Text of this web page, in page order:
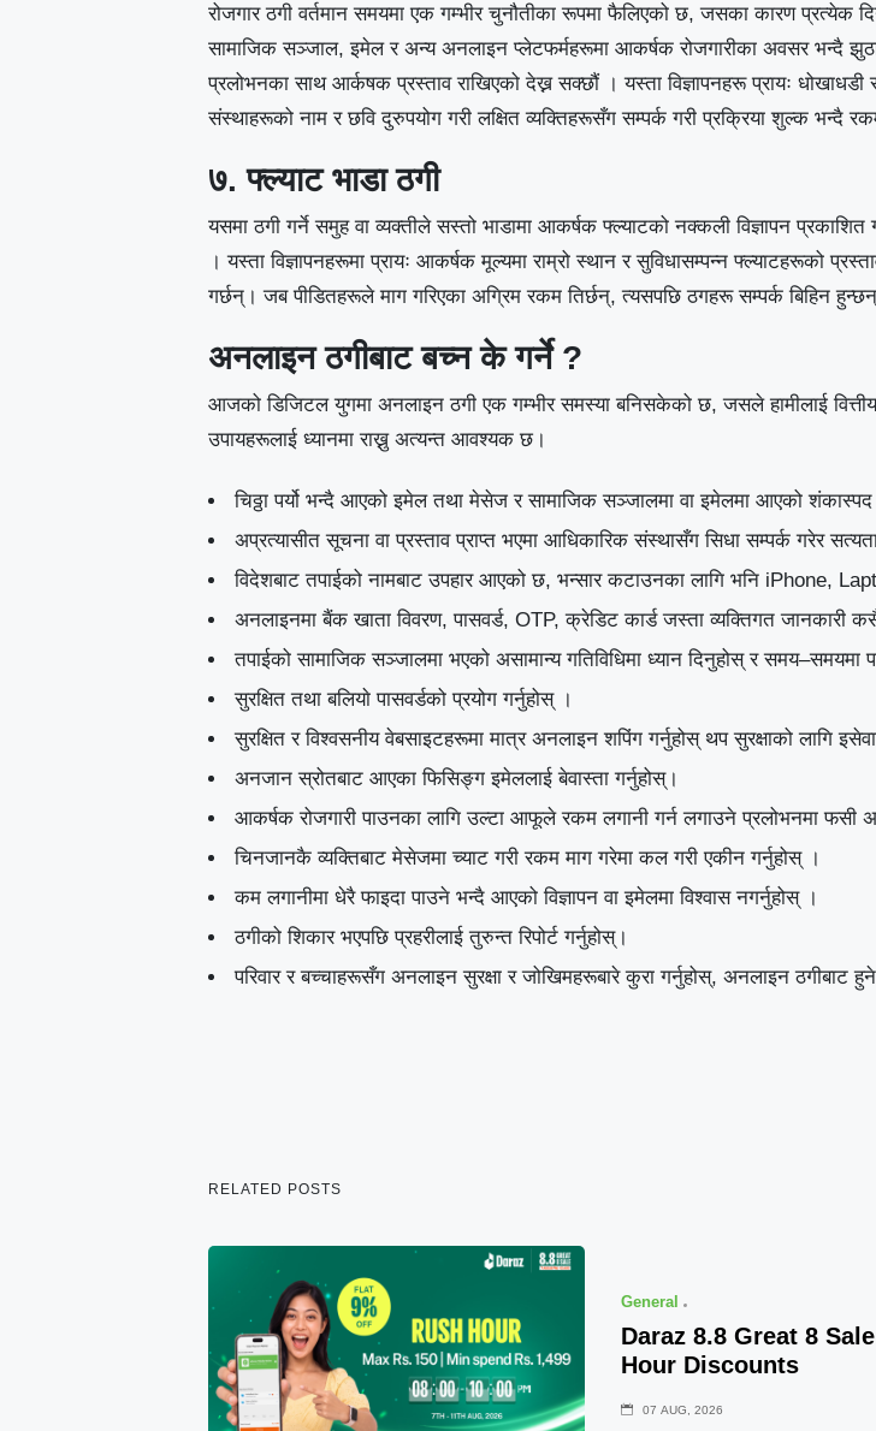
रोजगार ठगी वर्तमान समयमा एक गम्भीर चुनौतीका रूपमा फैलिएको छ, जसका कारण प्रत्येक
सामाजिक सञ्जाल, इमेल र अन्य अनलाइन प्लेटफर्महरूमा आकर्षक रोजगारीका अवसर भन्दै झुठा
प्रलोभनका साथ आर्कषक प्रस्ताव राखिएको देख्न सक्छौं । यस्ता विज्ञापनहरू प्रायः धोखाधडी
संस्थाहरूको नाम र छवि दुरुपयोग गरी लक्षित व्यक्तिहरूसँग सम्पर्क गरी प्रक्रिया शुल्क भन्दै
७. फ्ल्याट भाडा ठगी
यसमा ठगी गर्ने समुह वा व्यक्तीले सस्तो भाडामा आकर्षक फ्ल्याटको नक्कली विज्ञापन
। यस्ता विज्ञापनहरूमा प्रायः आकर्षक मूल्यमा राम्रो स्थान र सुविधासम्पन्न फ्ल्याटहरूको
गर्छन्। जब पीडितहरूले माग गरिएका अग्रिम रकम तिर्छन्, त्यसपछि ठगहरू सम्पर्क बिहिन
अनलाइन ठगीबाट बच्न के गर्ने ?
आजको डिजिटल युगमा अनलाइन ठगी एक गम्भीर समस्या बनिसकेको छ, जसले हामीलाई वित्तीय
उपायहरूलाई ध्यानमा राख्नु अत्यन्त आवश्यक छ।
चिठ्ठा पर्यो भन्दै आएको इमेल तथा मेसेज र सामाजिक सञ्जालमा वा इमेलमा आएको
अप्रत्यासीत सूचना वा प्रस्ताव प्राप्त भएमा आधिकारिक संस्थासँग सिधा सम्पर्क गरेर
विदेशबाट तपाईको नामबाट उपहार आएको छ, भन्सार कटाउनका लागि भनि iPhone,
अनलाइनमा बैंक खाता विवरण, पासवर्ड, OTP, क्रेडिट कार्ड जस्ता व्यक्तिगत जानकारी
तपाईको सामाजिक सञ्जालमा भएको असामान्य गतिविधिमा ध्यान दिनुहोस् र समय–समयमा
सुरक्षित तथा बलियाे पासवर्डको प्रयोग गर्नुहोस् ।
सुरक्षित र विश्वसनीय वेबसाइटहरूमा मात्र अनलाइन शपिंग गर्नुहोस् थप सुरक्षाको लागि
अनजान स्रोतबाट आएका फिसिङ्ग इमेललाई बेवास्ता गर्नुहोस्।
आकर्षक रोजगारी पाउनका लागि उल्टा आफूले रकम लगानी गर्न लगाउने प्रलोभनमा फसी
चिनजानकै व्यक्तिबाट मेसेजमा च्याट गरी रकम माग गरेमा कल गरी एकीन गर्नुहोस् ।
कम लगानीमा धेरै फाइदा पाउने भन्दै आएको विज्ञापन वा इमेलमा विश्वास नगर्नुहोस् ।
ठगीको शिकार भएपछि प्रहरीलाई तुरुन्त रिपोर्ट गर्नुहोस्।
परिवार र बच्चाहरूसँग अनलाइन सुरक्षा र जोखिमहरूबारे कुरा गर्नुहोस्, अनलाइन ठगीबाट हुने
RELATED POSTS
General
Daraz 8.8 Great 8
Hour Discounts
07 AUG, 2026